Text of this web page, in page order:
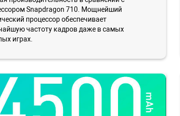
Snapdragon 710. Мощнейший
процессор обеспечивает
частоту кадров даже в самых
играх.